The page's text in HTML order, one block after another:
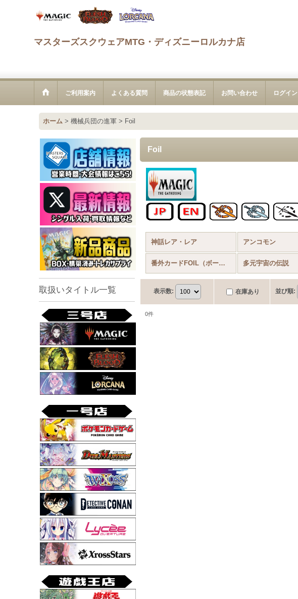
マスターズスクウェアMTG・ディズニーロルカナ店
ご利用案内 よくある質問 商品の状態表記 お問い合わせ ログイン
ホーム > 機械兵団の進軍 > Foil
取扱いタイトル一覧
Foil
神話レア・レア アンコモン
番外カードFOIL（ボーダーレス等） 多元宇宙の伝説
表示数: 在庫あり 並び順:
0件